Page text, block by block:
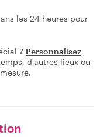
les 24 heures pour
? Personnalisez
d'autres lieux ou